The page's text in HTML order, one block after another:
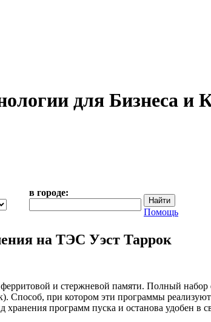
для Бизнеса и
в городе:
Помощь
на ТЭС Уэст Таррок
и стержневой памяти. Полный
Способ, при котором эти программы
хранения программ пуска и останова удобен